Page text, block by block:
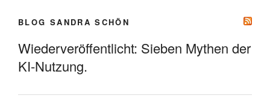
BLOG SANDRA SCHÖN
Wiederveröffentlicht: Sieben Mythen der
KI-Nutzung.